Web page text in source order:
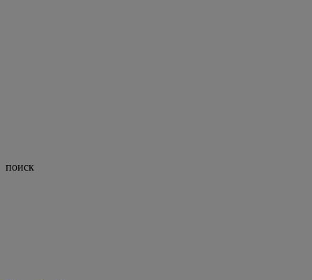
поиск